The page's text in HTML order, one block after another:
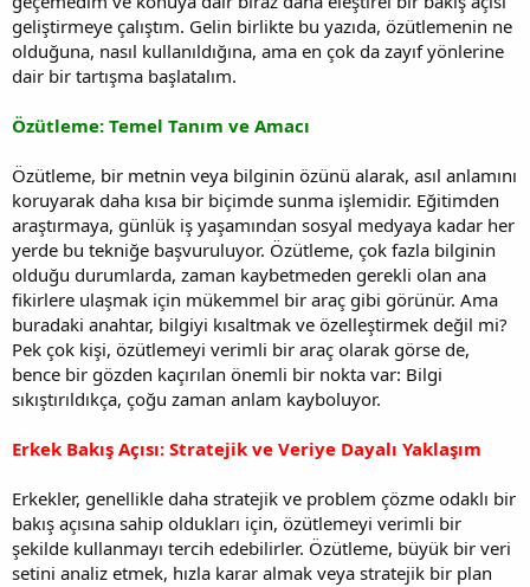
geliştirmeye çalıştım. Gelin birlikte bu yazıda, özütlemenin ne
olduğuna, nasıl kullanıldığına, ama en çok da zayıf yönlerine
dair bir tartışma başlatalım.
Özütleme: Temel Tanım ve Amacı
Özütleme, bir metnin veya bilginin özünü alarak, asıl anlamını
koruyarak daha kısa bir biçimde sunma işlemidir. Eğitimden
araştırmaya, günlük iş yaşamından sosyal medyaya kadar her
yerde bu tekniğe başvuruluyor. Özütleme, çok fazla bilginin
olduğu durumlarda, zaman kaybetmeden gerekli olan ana
fikirlere ulaşmak için mükemmel bir araç gibi görünür. Ama
buradaki anahtar, bilgiyi kısaltmak ve özelleştirmek değil mi?
Pek çok kişi, özütlemeyi verimli bir araç olarak görse de,
bence bir gözden kaçırılan önemli bir nokta var: Bilgi
sıkıştırıldıkça, çoğu zaman anlam kayboluyor.
Erkek Bakış Açısı: Stratejik ve Veriye Dayalı Yaklaşım
Erkekler, genellikle daha stratejik ve problem çözme odaklı bir
bakış açısına sahip oldukları için, özütlemeyi verimli bir
şekilde kullanmayı tercih edebilirler. Özütleme, büyük bir veri
setini analiz etmek, hızla karar almak veya stratejik bir plan